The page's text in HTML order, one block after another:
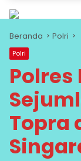
Beranda Polri
Polri
Topra